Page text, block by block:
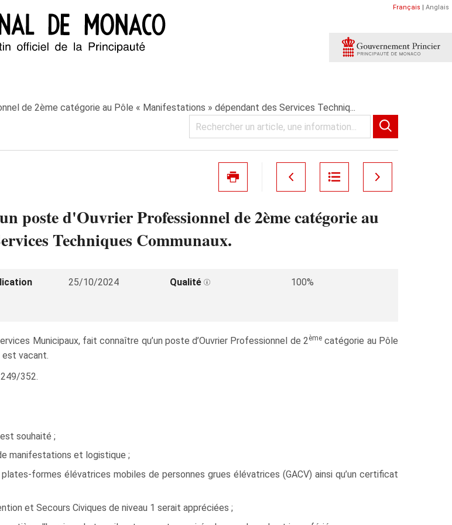
Français | Anglais
de 2ème catégorie au Pôle « Manifestations » dépendant des Services Techniq...
poste d'Ouvrier Professionnel de 2ème catégorie au
Techniques Communaux.
25/10/2024 Qualité
100%
Municipaux, fait connaître qu’un poste d’Ouvrier Professionnel de 2ème catégorie au Pôle
est vacant.
352.
souhaité ;
manifestations et logistique ;
formes élévatrices mobiles de personnes grues élévatrices (GACV) ainsi qu’un certificat
et Secours Civiques de niveau 1 serait appréciées ;